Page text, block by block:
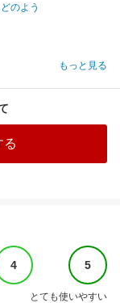
のよう
もっと見る
る
4 5
とても使いやすい